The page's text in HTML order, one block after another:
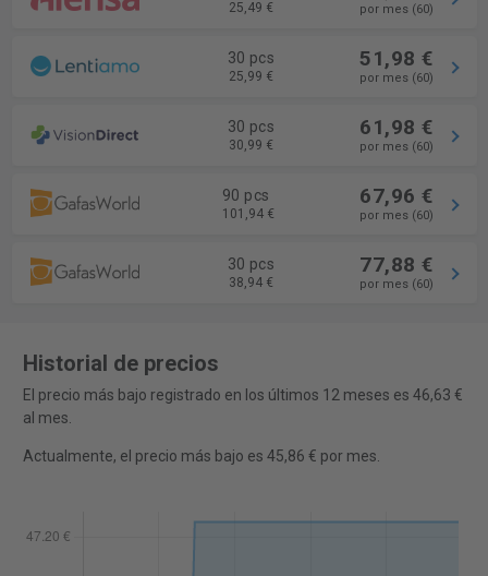
25,49 € por mes (60)
30 pcs
25,99 €
51,98 €
por mes (60)
30 pcs
30,99 €
61,98 €
por mes (60)
90 pcs
101,94 €
67,96 €
por mes (60)
30 pcs
38,94 €
77,88 €
por mes (60)
Historial de precios
El precio más bajo registrado en los últimos 12 meses es 46,63 €
al mes.
Actualmente, el precio más bajo es 45,86 € por mes.